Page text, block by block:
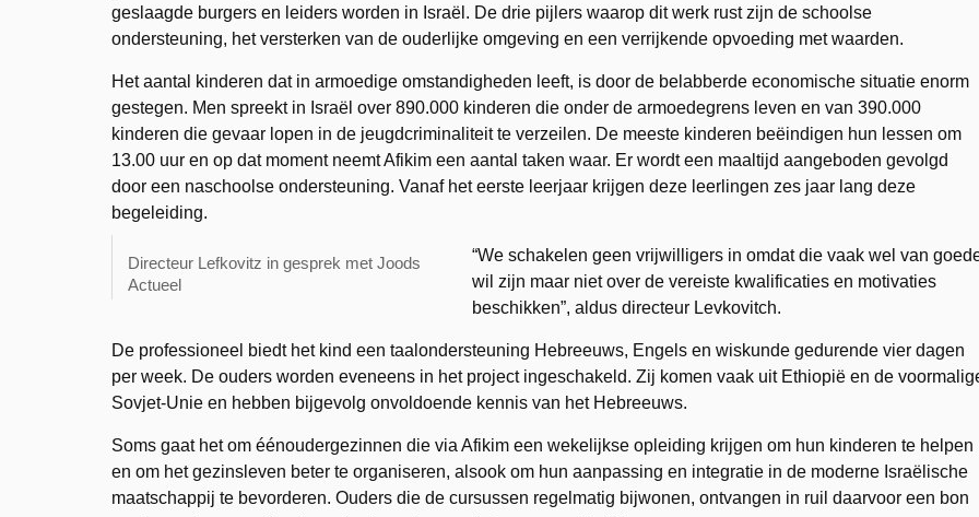
geslaagde burgers en leiders worden in Israël. De drie pijlers waarop dit werk rust zijn de schoolse
ondersteuning, het versterken van de ouderlijke omgeving en een verrijkende opvoeding met waarden.
Het aantal kinderen dat in armoedige omstandigheden leeft, is door de belabberde economische situatie enorm
gestegen. Men spreekt in Israël over 890.000 kinderen die onder de armoedegrens leven en van 390.000
kinderen die gevaar lopen in de jeugdcriminaliteit te verzeilen. De meeste kinderen beëindigen hun lessen om
13.00 uur en op dat moment neemt Afikim een aantal taken waar. Er wordt een maaltijd aangeboden gevolgd
door een naschoolse ondersteuning. Vanaf het eerste leerjaar krijgen deze leerlingen zes jaar lang deze
begeleiding.
Directeur Lefkovitz in gesprek met Joods
Actueel
“We schakelen geen vrijwilligers in omdat die vaak wel van
wil zijn maar niet over de vereiste kwalificaties en motivaties
beschikken”, aldus directeur Levkovitch.
De professioneel biedt het kind een taalondersteuning Hebreeuws, Engels en wiskunde gedurende vier dagen
per week. De ouders worden eveneens in het project ingeschakeld. Zij komen vaak uit Ethiopië en de
Sovjet-Unie en hebben bijgevolg onvoldoende kennis van het Hebreeuws.
Soms gaat het om éénoudergezinnen die via Afikim een wekelijkse opleiding krijgen om hun kinderen te helpen
en om het gezinsleven beter te organiseren, alsook om hun aanpassing en integratie in de moderne Israëlische
maatschappij te bevorderen. Ouders die de cursussen regelmatig bijwonen, ontvangen in ruil daarvoor een bon